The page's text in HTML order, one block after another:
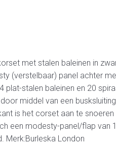
met stalen baleinen in
(verstelbaar) panel achter
plat-stalen baleinen en 20
middel van een
is het corset aan te
een modesty-panel/flap van
Merk:Burleska London